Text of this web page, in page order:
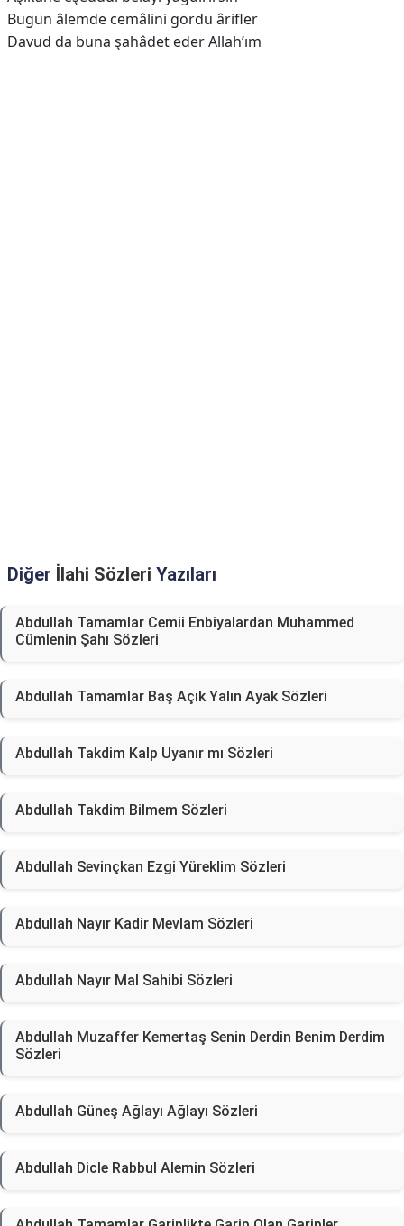
Bugün âlemde cemâlini gördü ârifler
Davud da buna şahâdet eder Allah’ım
Diğer İlahi Sözleri Yazıları
Abdullah Tamamlar Cemii Enbiyalardan Muhammed
Cümlenin Şahı Sözleri
Abdullah Tamamlar Baş Açık Yalın Ayak Sözleri
Abdullah Takdim Kalp Uyanır mı Sözleri
Abdullah Takdim Bilmem Sözleri
Abdullah Sevinçkan Ezgi Yüreklim Sözleri
Abdullah Nayır Kadir Mevlam Sözleri
Abdullah Nayır Mal Sahibi Sözleri
Abdullah Muzaffer Kemertaş Senin Derdin Benim Derdim
Sözleri
Abdullah Güneş Ağlayı Ağlayı Sözleri
Abdullah Dicle Rabbul Alemin Sözleri